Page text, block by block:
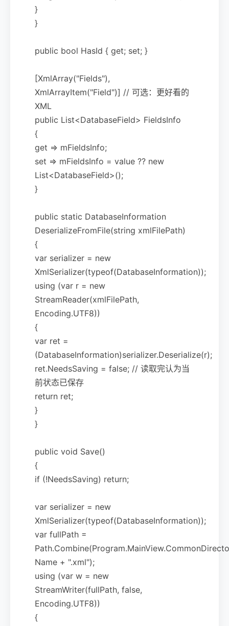
}
}
public bool HasId { get; set; }
[XmlArray("Fields"),
XmlArrayItem("Field")] // 可选：更好看的
XML
public List<DatabaseField> FieldsInfo
{
get => mFieldsInfo;
set => mFieldsInfo = value ?? new
List<DatabaseField>();
}
public static DatabaseInformation
DeserializeFromFile(string xmlFilePath)
{
var serializer = new
XmlSerializer(typeof(DatabaseInformation));
using (var r = new
StreamReader(xmlFilePath,
Encoding.UTF8))
{
var ret =
(DatabaseInformation)serializer.Deserialize(r);
ret.NeedsSaving = false; // 读取完认为当
前状态已保存
return ret;
}
}
public void Save()
{
if (!NeedsSaving) return;
var serializer = new
XmlSerializer(typeof(DatabaseInformation));
var fullPath =
Name + ".xml");
using (var w = new
StreamWriter(fullPath, false,
Encoding.UTF8))
{